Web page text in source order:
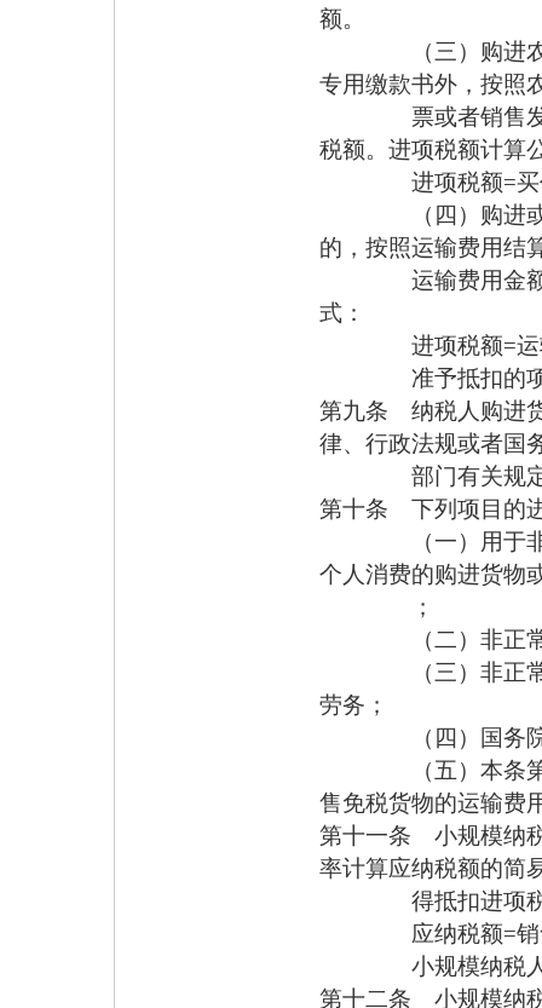
额。
（三）购进农产
专用缴款书外，按照
票或者销售发票
税额。进项税额计算
进项税额=买价
（四）购进或者
的，按照运输费用结
运输费用金额和
式：
进项税额=运输
准予抵扣的项目
第九条 纳税人购进
律、行政法规或者国
部门有关规定的
第十条 下列项目的
（一）用于非增
个人消费的购进货物
；
（二）非正常损
（三）非正常损
劳务；
（四）国务院财
（五）本条第（
售免税货物的运输费
第十一条 小规模纳
率计算应纳税额的简
得抵扣进项税额
应纳税额=销售
小规模纳税人的
第十二条 小规模纳